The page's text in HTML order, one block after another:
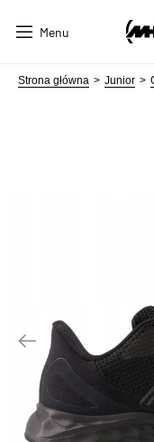
Menu
Strona główna Junior